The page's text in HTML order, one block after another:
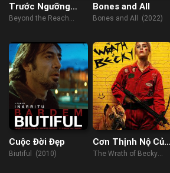
Trước Ngưỡng
Chịu Đựng
Beyond the Reach
Bones and All
Bones and All (2022)
Cuộc Đời Đẹp
Biutiful (2010)
Cơn Thịnh Nộ Của
Becky
The Wrath of Becky